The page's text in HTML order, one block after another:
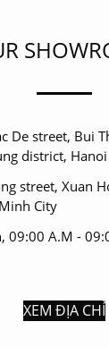
De street, Bui
district, Hanoi
street, Xuan
City
09:00 A.M -
XEM ĐỊA CHỈ